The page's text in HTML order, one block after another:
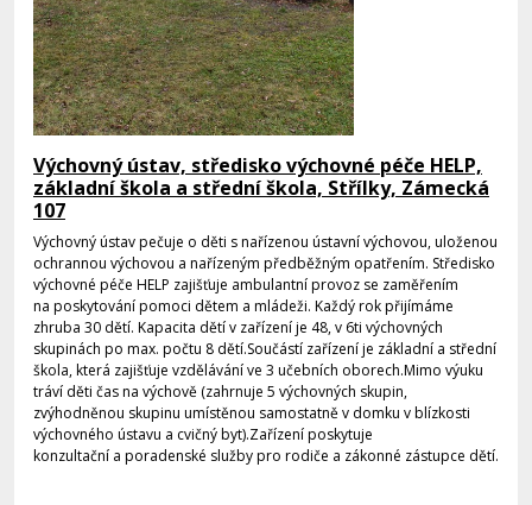
Výchovný ústav, středisko výchovné péče HELP,
základní škola a střední škola, Střílky, Zámecká
107
Výchovný ústav pečuje o děti s nařízenou ústavní výchovou, uloženou
ochrannou výchovou a nařízeným předběžným opatřením. Středisko
výchovné péče HELP zajišťuje ambulantní provoz se zaměřením
na poskytování pomoci dětem a mládeži. Každý rok přijímáme
zhruba 30 dětí. Kapacita dětí v zařízení je 48, v 6ti výchovných
skupinách po max. počtu 8 dětí.Součástí zařízení je základní a střední
škola, která zajišťuje vzdělávání ve 3 učebních oborech.Mimo výuku
tráví děti čas na výchově (zahrnuje 5 výchovných skupin,
zvýhodněnou skupinu umístěnou samostatně v domku v blízkosti
výchovného ústavu a cvičný byt).Zařízení poskytuje
konzultační a poradenské služby pro rodiče a zákonné zástupce dětí.